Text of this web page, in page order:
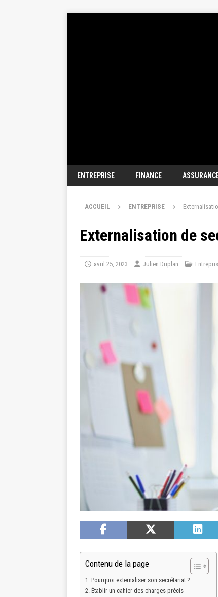
ENTREPRISE FINANCE
ACCUEIL ENTREPRISE
Externalisation de
avril 25, 2023 Julien Duplan
Contenu de la page
Pourquoi externaliser son secrétariat ?
Établir un cahier des charges précis